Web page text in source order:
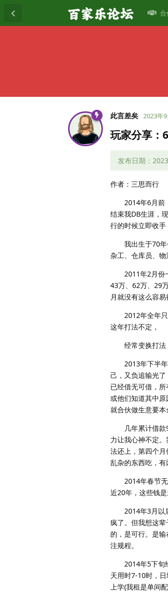
合
此言差矣 2023年
玩家分享：
发布日期：
作者：三思而行
2014年6月前，
结束我DB生涯，
行的时候立即收手
我出生于70年
杂工、仓库员、
2011年2月份一
43万、62万、29
月就没有这么容
2012年全年只
这年打法不定，
经常变换打法，
2013年下半年
己，又负追输光
已经借无可借，
或他们知道其中
就合伙做生意要本
几年累计借款
力让我心神不定
法还上，第四个
乱杂的东西吃，有
2014年春节无
近20年，这些钱
2014年3月以后
疯了。但我想这
的，是可行。是
注规程。
2014年5下旬经
天用时7-10时，
上学(我租是单间